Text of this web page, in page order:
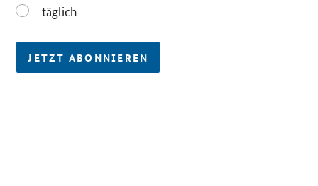
täglich
täglich
JETZT ABONNIEREN